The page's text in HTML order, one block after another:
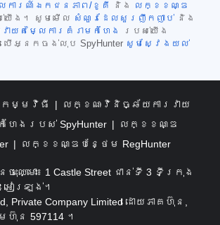
លការណ៍ឯកជនភាព/ខូគី និង
លក្ខខណ្ឌ
ើង។ សូមមើល សំណួរដែលសួរញឹកញាប់ និង
យតម្លៃការគំរាមកំហែង
របស់យើង
អ្នកចង់លុប SpyHunter សូមស្វែងយល់
កម្មវិធី
លក្ខណៈវិនិច្ឆ័យការវាយ
ហែងរបស់ SpyHunter
លក្ខខណ្ឌ
លក្ខខណ្ឌបន្ថែម RegHunter
ះឈ្មោះ៖ 1 Castle Street ជាន់ទី 3 ទីក្រុង
អៀរឡង់។
Private Company Limited ដោយភាគហ៊ុន,
ន 597114 ។